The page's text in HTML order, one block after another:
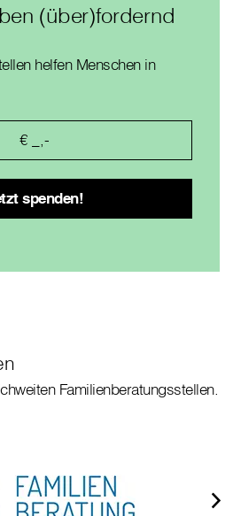
(über)fordernd
helfen Menschen in
Familienberatungsstellen.